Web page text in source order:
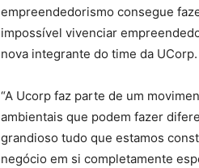
empreendedorismo consegue
impossível vivenciar
nova integrante do time da UCorp.
“A Ucorp faz parte de um
ambientais que podem fazer
grandioso tudo que estamos
negócio em si completamente